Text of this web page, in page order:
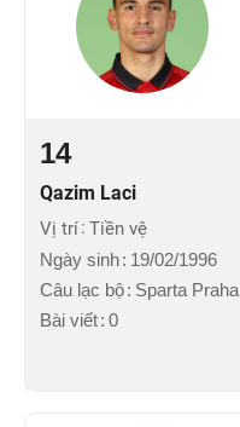
14
Qazim Laci
Vị trí Tiền vệ
Ngày sinh 19/02/1996
Câu lạc bộ Sparta Praha
Bài viết 0